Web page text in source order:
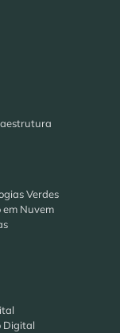
Verdes
em Nuvem
Digital